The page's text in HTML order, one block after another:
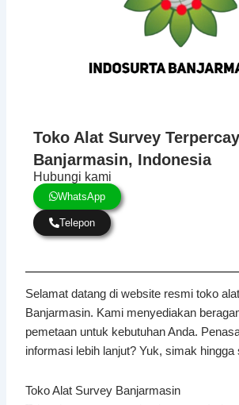
Toko Alat Survey
Banjarmasin, Indonesia
Hubungi kami
WhatsApp
Telepon
Selamat datang di website resmi toko
Banjarmasin. Kami menyediakan
pemetaan untuk kebutuhan Anda.
informasi lebih lanjut? Yuk, simak hingga
Toko Alat Survey Banjarmasin